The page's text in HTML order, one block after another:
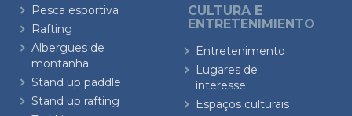
Pesca esportiva
Rafting
Albergues de
montanha
Stand up paddle
Stand up rafting
CULTURA E
ENTRETENIMIENTO
Entretenimento
Lugares de
interesse
Espaços culturais